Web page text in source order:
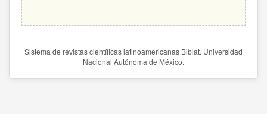
Sistema de revistas científicas latinoamericanas Biblat. Universidad
Nacional Autónoma de México.